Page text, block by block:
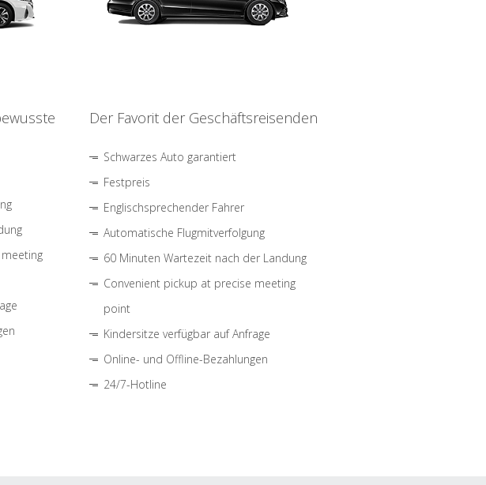
Der Favorit der Geschäftsreisenden
Schwarzes Auto garantiert
Festpreis
Englischsprechender Fahrer
Automatische Flugmitverfolgung
60 Minuten Wartezeit nach der Landung
Convenient pickup at precise meeting
point
Kindersitze verfügbar auf Anfrage
Online- und Offline-Bezahlungen
24/7-Hotline